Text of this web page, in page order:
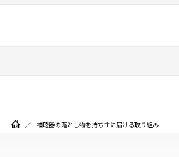
補聴器の落とし物を持ち主に届ける取り組み